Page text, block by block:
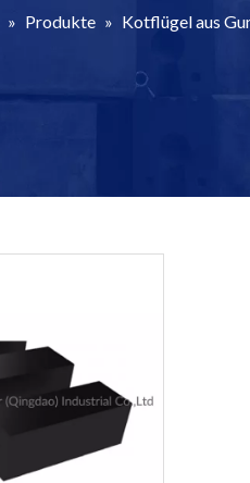
» Produkte » Kotflügel aus